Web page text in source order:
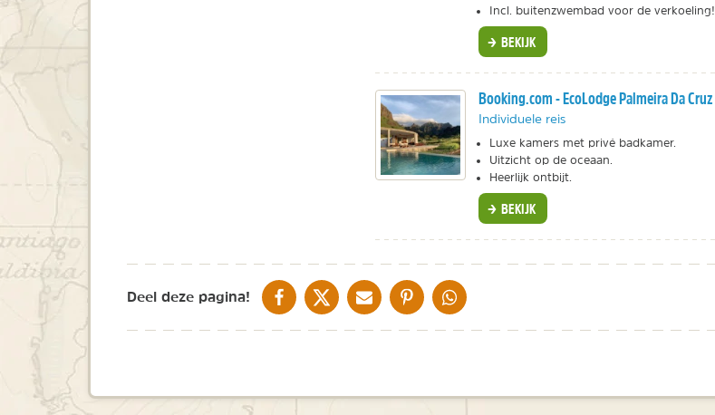
Incl. buitenzwembad voor de verkoeling!
BEKIJK
Booking.com - EcoLodge Palmeira Da Cruz
Individuele reis
Luxe kamers met privé badkamer.
Uitzicht op de oceaan.
Heerlijk ontbijt.
BEKIJK
Deel deze pagina! DELEN OP FACEBOOK
DELEN OP XDELEN VIA DE MAIL
DELEN OP PINTEREST
DELEN OP WHATSAPP